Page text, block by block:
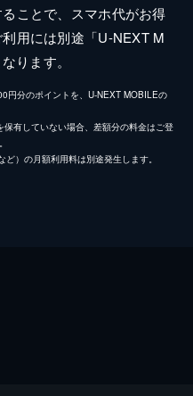
ことで、スマホ代がお得
用には別途「U-NEXT M
ります。
円分のポイントを、U-NEXT MOBILEの
有していない場合、差額分の料金はご登
）の月額利用料は別途発生します。